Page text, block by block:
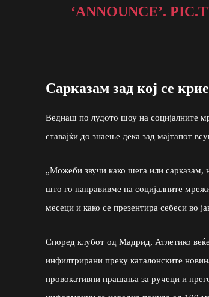
‘ANNOUNCE’.
Сарказам зад кој се
Веднаш по лудото шоу на социјалните
ставајќи до знаење дека зад мајтапот
„Можеби звучи како шега или сарказам,
што го направивме на социјалните
месеци и како се презентира себеси во
Според клубот од Мадрид, Атлетико
инфилтрирани преку каталонските
провокативни прашања за ручеци и